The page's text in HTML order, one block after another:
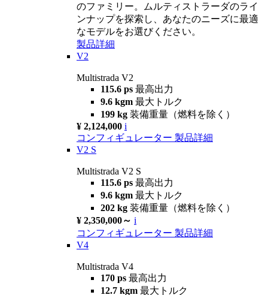
のファミリー。ムルティストラーダのライ
ンナップを探索し、あなたのニーズに最適
なモデルをお選びください。
製品詳細
V2
Multistrada V2
115.6 ps 最高出力
9.6 kgm 最大トルク
199 kg 装備重量（燃料を除く）
¥ 2,124,000 i
コンフィギュレーター 製品詳細
V2 S
Multistrada V2 S
115.6 ps 最高出力
9.6 kgm 最大トルク
202 kg 装備重量（燃料を除く）
¥ 2,350,000～ i
コンフィギュレーター 製品詳細
V4
Multistrada V4
170 ps 最高出力
12.7 kgm 最大トルク